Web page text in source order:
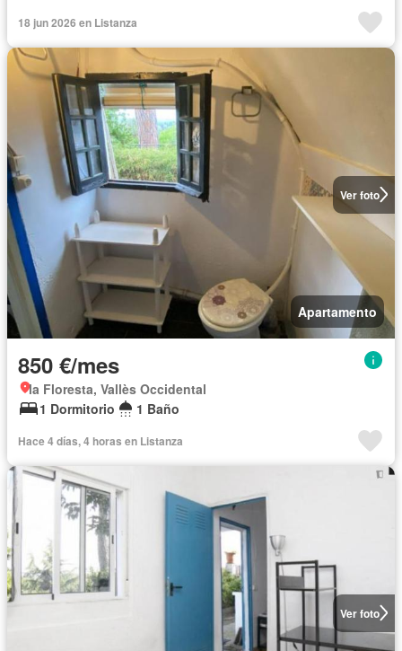
18 jun 2026 en Listanza
Ver foto
Apartamento
850 €/mes
la Floresta, Vallès Occidental
1 Dormitorio
1 Baño
Hace 4 días, 4 horas en Listanza
Ver foto